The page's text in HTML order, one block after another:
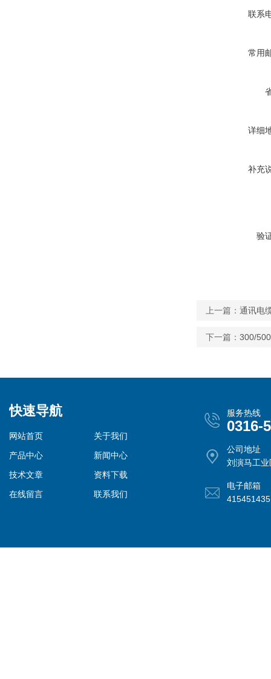
联系
常用
详细
补充
验
上一篇： 通讯电
下一篇： 300/
快速导航
网站首页
关于我们
产品中心
新闻中心
技术文章
资料下载
在线留言
联系我们
服务热线
0316-
公司地址
刘演马工业
电子邮箱